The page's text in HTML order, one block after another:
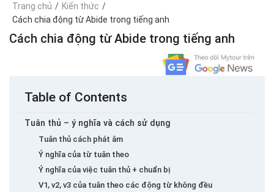
Trang chủ / Kiến thức /
Cách chia động từ Abide trong tiếng anh
Cách chia động từ Abide trong tiếng anh
Table of Contents
Tuân thủ – ý nghĩa và cách sử dụng
Tuân thủ cách phát âm
Ý nghĩa của từ tuân theo
Ý nghĩa của việc tuân thủ + chuẩn bị
V1, v2, v3 của tuân theo các động từ không đều